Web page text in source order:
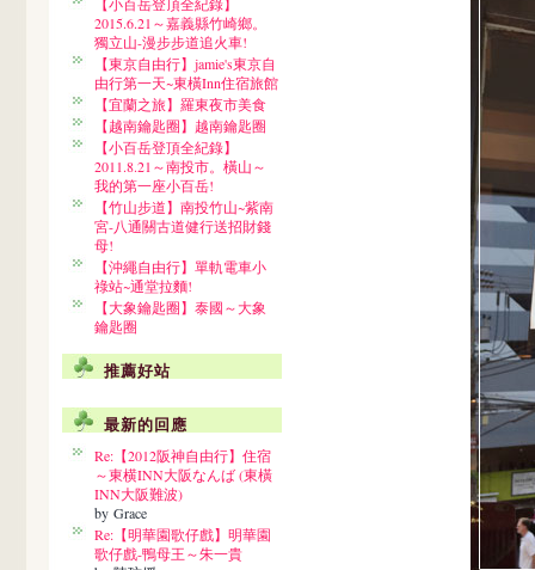
2015.6.21～嘉義縣竹崎鄉。
獨立山-漫步步道追火車!
【東京自由行】jamie's東京自
由行第一天~東橫Inn住宿旅館
【宜蘭之旅】羅東夜市美食
【越南鑰匙圈】越南鑰匙圈
【小百岳登頂全紀錄】
2011.8.21～南投市。橫山～
我的第一座小百岳!
【竹山步道】南投竹山~紫南
宮-八通關古道健行送招財錢
母!
【沖繩自由行】單軌電車小
祿站~通堂拉麵!
【大象鑰匙圈】泰國～大象
鑰匙圈
推薦好站
最新的回應
Re:【2012阪神自由行】住宿
～東横INN大阪なんば (東橫
INN大阪難波)
by Grace
Re:【明華園歌仔戲】明華園
歌仔戲-鴨母王～朱一貴